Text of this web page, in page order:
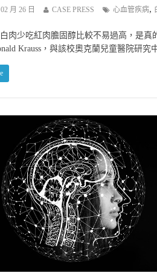
月 26 日 CASE PRESS 心血管疾病,
肉少吃紅肉膽固醇比較不易過高，是
Krauss，與該校奧克蘭兒童醫院研